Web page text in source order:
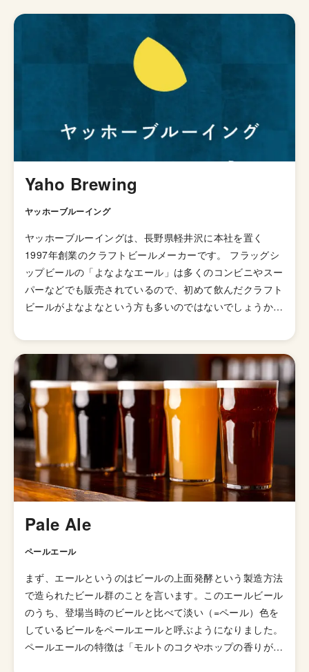
Yaho Brewing
ヤッホーブルーイング
ヤッホーブルーイングは、長野県軽井沢に本社を置く
1997年創業のクラフトビールメーカーです。 フラッグシ
ップビールの「よなよなエール」は多くのコンビニやスー
パーなどでも販売されているので、初めて飲んだクラフト
ビールがよなよなという方も多いのではないでしょうか。
なネーミングのビールが多く、マーケティング面で大きな
成功をおさめていると言え、東京都内に8店舗（赤坂・神
田・青山・吉祥寺・新宿東口・恵比寿東口・歌舞伎町・新
虎通り）「YONA YONA BEER WORKS」というレストラ
ンも展開しています。
Pale Ale
ペールエール
まず、エールというのはビールの上面発酵という製造方法
で造られたビール群のことを言います。このエールビール
のうち、登場当時のビールと比べて淡い（=ペール）色を
しているビールをペールエールと呼ぶようになりました。
ペールエールの特徴は「モルトのコクやホップの香りが豊